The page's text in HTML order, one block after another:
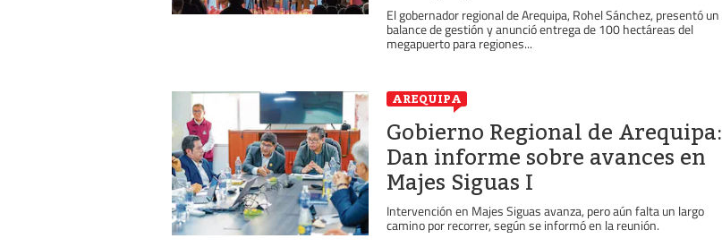
El gobernador regional de Arequipa, Rohel Sánchez, presentó un
balance de gestión y anunció entrega de 100 hectáreas del
megapuerto para regiones...
AREQUIPA
Gobierno Regional de Arequipa:
Dan informe sobre avances en
Majes Siguas I
Intervención en Majes Siguas avanza, pero aún falta un largo
camino por recorrer, según se informó en la reunión.